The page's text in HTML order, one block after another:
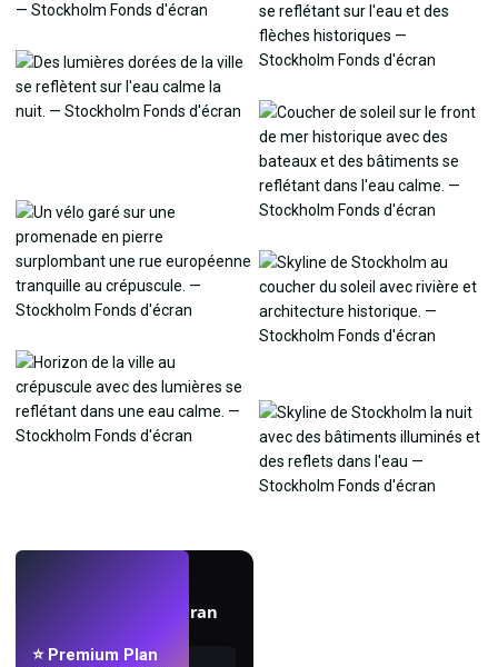
Créez des fonds d'écran
⭐ Premium Plan